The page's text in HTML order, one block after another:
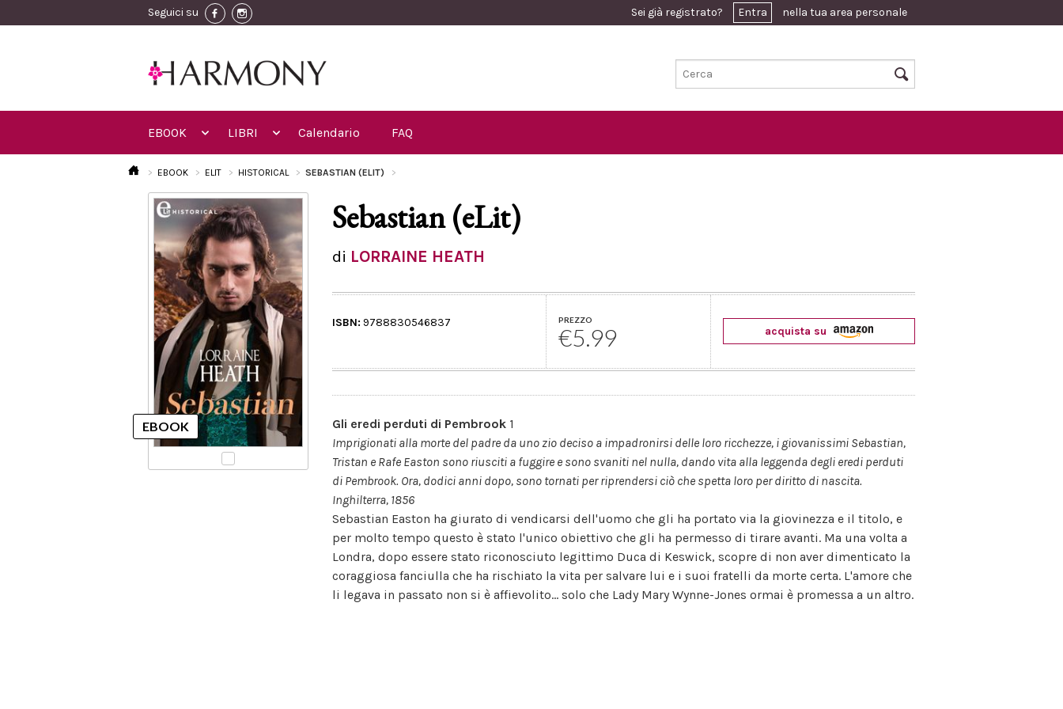
Seguici su Sei già registrato? Entra nella tua area personale
EBOOK LIBRI Calendario FAQ
EBOOK ELIT HISTORICAL SEBASTIAN (ELIT)
Sebastian (eLit)
di LORRAINE HEATH
ISBN: 9788830546837 PREZZO
€5.99 acquista su
Gli eredi perduti di Pembrook 1
Imprigionati alla morte del padre da uno zio deciso a impadronirsi delle loro ricchezze, i giovanissimi Sebastian,
Tristan e Rafe Easton sono riusciti a fuggire e sono svaniti nel nulla, dando vita alla leggenda degli eredi perduti
di Pembrook. Ora, dodici anni dopo, sono tornati per riprendersi ciò che spetta loro per diritto di nascita.
Inghilterra, 1856
Sebastian Easton ha giurato di vendicarsi dell'uomo che gli ha portato via la giovinezza e il titolo, e
per molto tempo questo è stato l'unico obiettivo che gli ha permesso di tirare avanti. Ma una volta a
Londra, dopo essere stato riconosciuto legittimo Duca di Keswick, scopre di non aver dimenticato la
coraggiosa fanciulla che ha rischiato la vita per salvare lui e i suoi fratelli da morte certa. L'amore che
li legava in passato non si è affievolito... solo che Lady Mary Wynne-Jones ormai è promessa a un altro.